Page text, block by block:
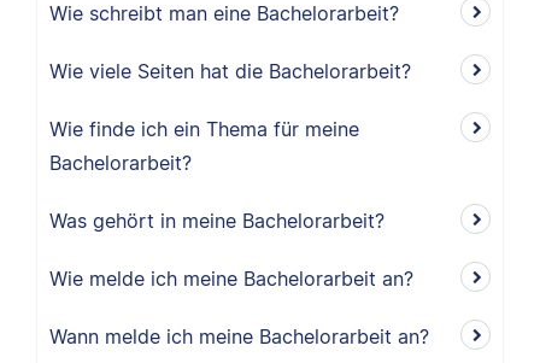
Wie schreibt man eine Bachelorarbeit?
Wie viele Seiten hat die Bachelorarbeit?
Wie finde ich ein Thema für meine
Bachelorarbeit?
Was gehört in meine Bachelorarbeit?
Wie melde ich meine Bachelorarbeit an?
Wann melde ich meine Bachelorarbeit an?